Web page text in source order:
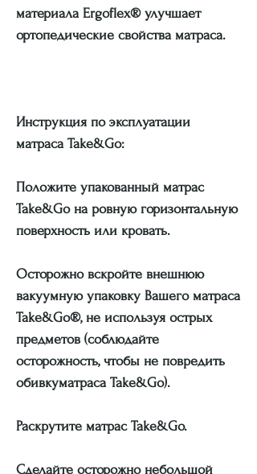
материала Ergoflex® улучшает
ортопедические свойства матраса.
Инструкция по эксплуатации
матраса Take&Go:
Положите упакованный матрас
Take&Go на ровную горизонтальную
поверхность или кровать.
Осторожно вскройте внешнюю
вакуумную упаковку Вашего матраса
Take&Go®, не используя острых
предметов (соблюдайте
осторожность, чтобы не повредить
обивкуматраса Take&Go).
Раскрутите матрас Take&Go.
Сделайте осторожно небольшой